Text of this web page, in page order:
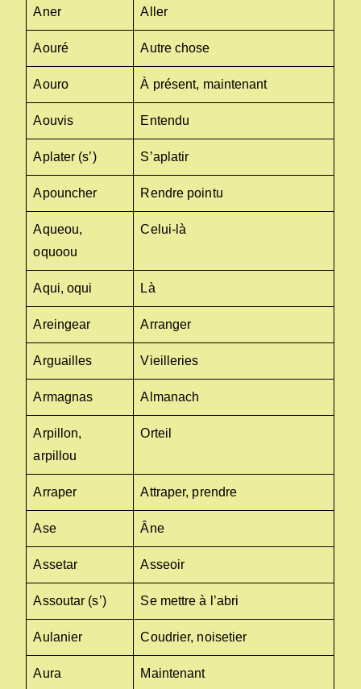
Aner Aller
Aouré Autre chose
Aouro À présent, maintenant
Aouvis Entendu
Aplater (s’) S’aplatir
Apouncher Rendre pointu
Aqueou,
oquoou
Celui-là
Aqui, oqui Là
Areingear Arranger
Arguailles Vieilleries
Armagnas Almanach
Arpillon,
arpillou
Orteil
Arraper Attraper, prendre
Ase Âne
Assetar Asseoir
Assoutar (s’) Se mettre à l’abri
Aulanier Coudrier, noisetier
Aura Maintenant